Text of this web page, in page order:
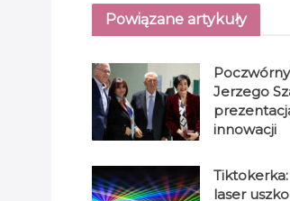
Powiązane artykuły
Jerzego
innowacji
laser